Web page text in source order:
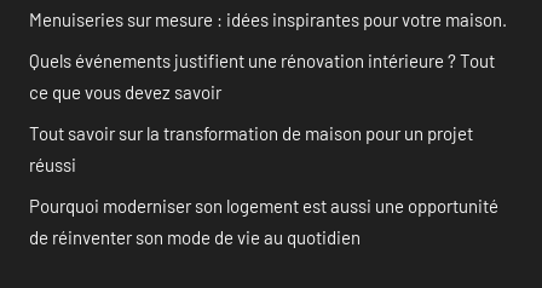
Menuiseries sur mesure : idées inspirantes pour votre maison.
Quels événements justifient une rénovation intérieure ? Tout
ce que vous devez savoir
Tout savoir sur la transformation de maison pour un projet
réussi
Pourquoi moderniser son logement est aussi une opportunité
de réinventer son mode de vie au quotidien